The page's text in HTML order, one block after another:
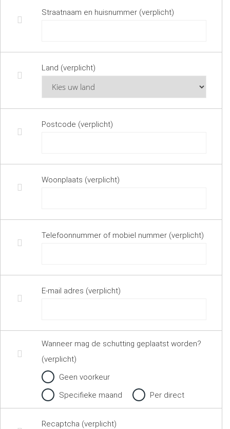
Straatnaam en huisnummer (verplicht)
Land (verplicht)
Postcode (verplicht)
Woonplaats (verplicht)
Telefoonnummer of mobiel nummer (verplicht)
E-mail adres (verplicht)
Wanneer mag de schutting geplaatst worden?
(verplicht)
Geen voorkeur
Specifieke maand
Per direct
Recaptcha (verplicht)